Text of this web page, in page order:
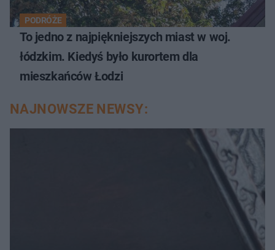
PODRÓŻE
To jedno z najpiękniejszych miast w woj.
łódzkim. Kiedyś było kurortem dla
mieszkańców Łodzi
NAJNOWSZE NEWSY: